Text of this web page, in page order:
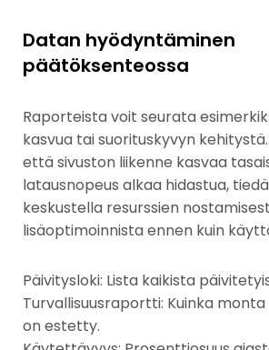
Datan hyödyntäminen
päätöksenteossa
Raporteista voit seurata
kasvua tai suorituskyvyn
että sivuston liikenne kasvaa
latausnopeus alkaa hidastua,
keskustella resurssien
lisäoptimoinnista ennen kuin
Päivitysloki: Lista kaikista
Turvallisuusraportti: Kuinka
on estetty.